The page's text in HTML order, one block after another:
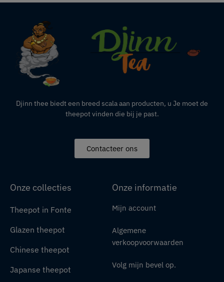
Djinn thee biedt een breed scala aan producten, u Je moet de
theepot vinden die bij je past.
Contacteer ons
Onze collecties
Theepot in Fonte
Glazen theepot
Chinese theepot
Japanse theepot
Onze informatie
Mijn account
Algemene
verkoopvoorwaarden
Volg mijn bevel op.